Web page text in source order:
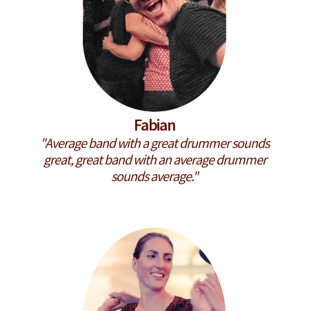
Fabian
"Average band with a great drummer sounds
great, great band with an average drummer
sounds average."